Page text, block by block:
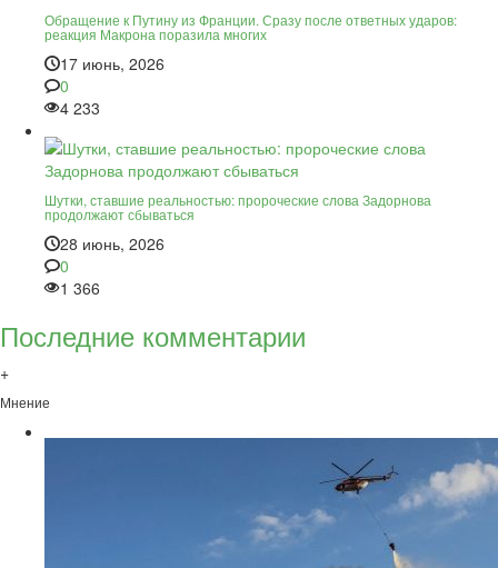
Обращение к Путину из Франции. Сразу после ответных ударов:
реакция Макрона поразила многих
17 июнь, 2026
0
4 233
Шутки, ставшие реальностью: пророческие слова Задорнова
продолжают сбываться
28 июнь, 2026
0
1 366
Последние комментарии
+
Мнение